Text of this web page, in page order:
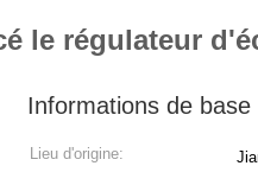
le régulateur
Informations de base
Lieu d'origine: